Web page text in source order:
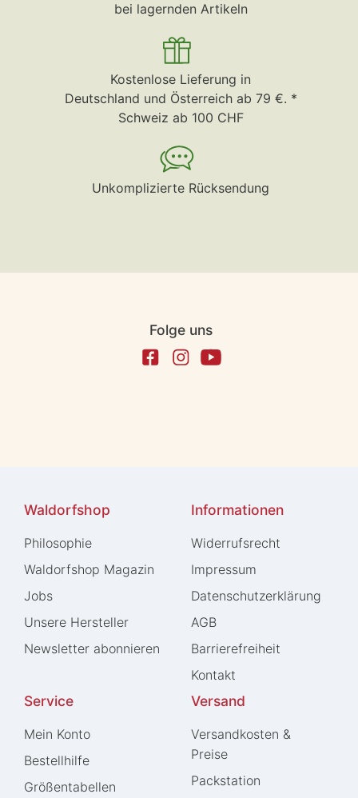
bei lagernden Artikeln
Kostenlose Lieferung in
Deutschland und Österreich ab 79 €. *
Schweiz ab 100 CHF
Unkomplizierte Rücksendung
Folge uns
Waldorfshop
Philosophie
Waldorfshop Magazin
Jobs
Unsere Hersteller
Newsletter abonnieren
Informationen
Widerrufs­recht
Impressum
Daten­schutz­erklärung
AGB
Barrierefreiheit
Kontakt
Service
Mein Konto
Bestellhilfe
Größentabellen
Versand
Versandkosten &
Preise
Packstation